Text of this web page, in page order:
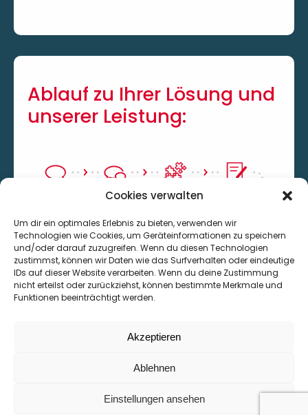
Cookies verwalten
Um dir ein optimales Erlebnis zu bieten, verwenden wir
Technologien wie Cookies, um Geräteinformationen zu speichern
und/oder darauf zuzugreifen. Wenn du diesen Technologien
zustimmst, können wir Daten wie das Surfverhalten oder eindeutige
IDs auf dieser Website verarbeiten. Wenn du deine Zustimmung
nicht erteilst oder zurückziehst, können bestimmte Merkmale und
Funktionen beeinträchtigt werden.
Akzeptieren
Ablehnen
Einstellungen ansehen
Ablauf zu Ihrer Lösung und
unserer Leistung: